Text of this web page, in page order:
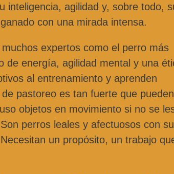
inteligencia, agilidad y, sobre todo,
con una mirada intensa.
expertos como el perro más
de energía, agilidad mental y una
al entrenamiento y aprenden
pastoreo es tan fuerte que pueden
objetos en movimiento si no se
perros leales y afectuosos con su
un propósito, un trabajo